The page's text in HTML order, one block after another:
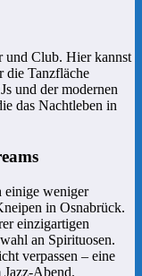
und Club. Hier kannst
die Tanzfläche
und der modernen
das Nachtleben in
einige weniger
in Osnabrück.
einzigartigen
an Spirituosen.
verpassen – eine
Abend.